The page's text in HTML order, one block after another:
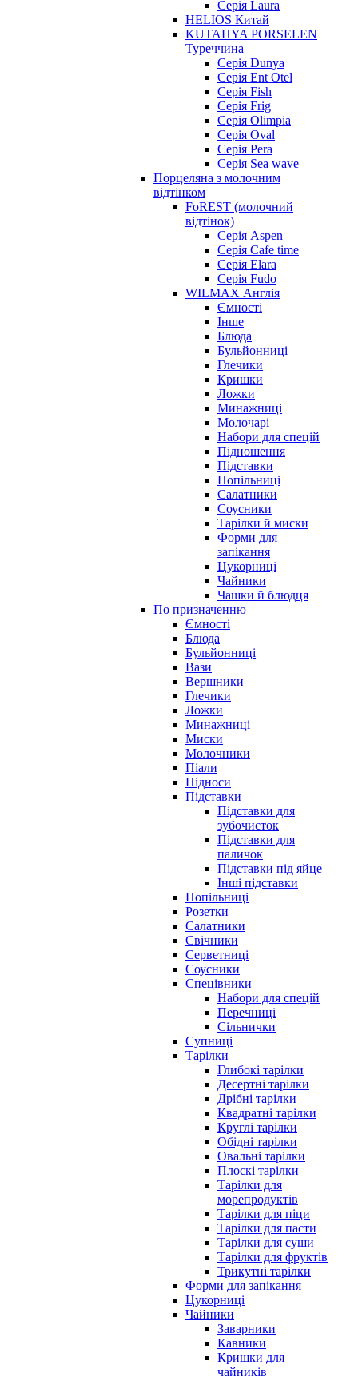
Серія Laura
HELIOS Китай
KUTAHYA PORSELEN
Туреччина
Серія Dunya
Серія Ent Otel
Серія Fish
Серія Frig
Серія Olimpia
Серія Oval
Серія Pera
Серія Sea wave
Порцеляна з молочним
відтінком
FoREST (молочний
відтінок)
Серія Aspen
Серія Cafe time
Серія Elara
Серія Fudo
WILMAX Англія
Ємності
Інше
Блюда
Бульйонниці
Глечики
Кришки
Ложки
Минажниці
Молочарі
Набори для спецій
Підношення
Підставки
Попільниці
Салатники
Соусники
Тарілки й миски
Форми для
запікання
Цукорниці
Чайники
Чашки й блюдця
По призначенню
Ємності
Блюда
Бульйонниці
Вази
Вершники
Глечики
Ложки
Минажниці
Миски
Молочники
Піали
Підноси
Підставки
Підставки для
зубочисток
Підставки для
паличок
Підставки під яйце
Інші підставки
Попільниці
Розетки
Салатники
Свічники
Серветниці
Соусники
Спецівники
Набори для спецій
Перечниці
Сільнички
Супниці
Тарілки
Глибокі тарілки
Десертні тарілки
Дрібні тарілки
Квадратні тарілки
Круглі тарілки
Обідні тарілки
Овальні тарілки
Плоскі тарілки
Тарілки для
морепродуктів
Тарілки для піци
Тарілки для пасти
Тарілки для суши
Тарілки для фруктів
Трикутні тарілки
Форми для запікання
Цукорниці
Чайники
Заварники
Кавники
Кришки для
чайників